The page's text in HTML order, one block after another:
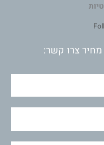
צרו קשר: